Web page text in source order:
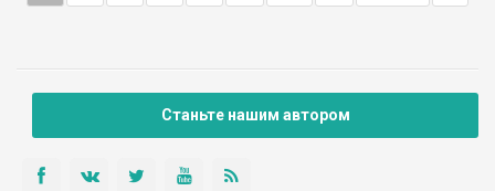
Станьте нашим автором